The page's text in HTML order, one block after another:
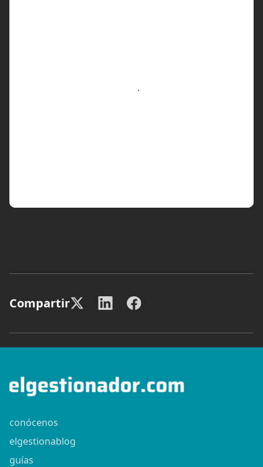
Compartir
conócenos
elgestionablog
guías